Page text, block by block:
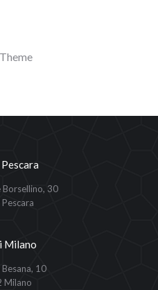
Borsellino, 30
Milano
10
Milano